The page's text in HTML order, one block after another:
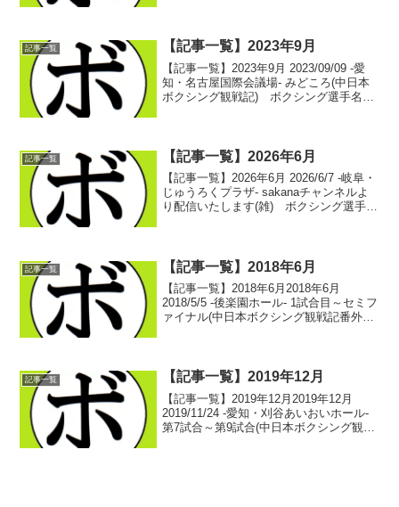
記事一覧 【記事一覧】2023年9月
【記事一覧】2023年9月 2023/09/09 -愛
知・名古屋国際会議場- みどころ(中日本
ボクシング観戦記) ボクシング選手名鑑
記事一覧 【記事一覧】2026年6月
【記事一覧】2026年6月 2026/6/7 -岐阜・
じゅうろくプラザ- sakanaチャンネルよ
り配信いたします(雑) ボクシング選手名
記事一覧 【記事一覧】2018年6月
【記事一覧】2018年6月2018年6月
2018/5/5 -後楽園ホール- 1試合目～セミフ
ァイナル(中日本ボクシング観戦記番外
記事一覧 【記事一覧】2019年12月
【記事一覧】2019年12月2019年12月
2019/11/24 -愛知・刈谷あいおいホール-
第7試合～第9試合(中日本ボクシング観戦